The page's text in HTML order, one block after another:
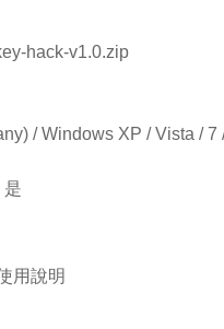
hack-v1.0.zip
/ Windows XP / Vista / 7
是
用說明